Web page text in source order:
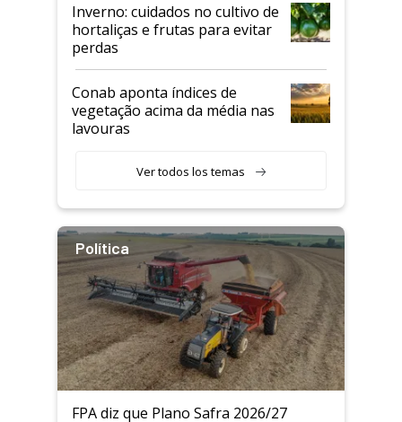
Inverno: cuidados no cultivo de
hortaliças e frutas para evitar
perdas
Conab aponta índices de
vegetação acima da média nas
lavouras
Ver todos los temas
Política
FPA diz que Plano Safra 2026/27